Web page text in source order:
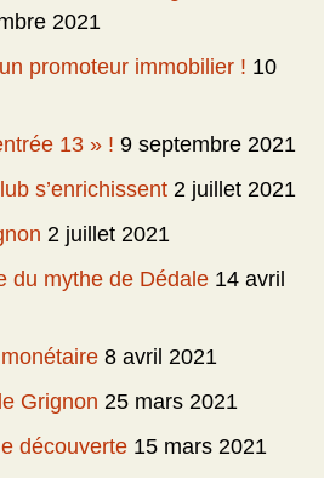
2021
promoteur immobilier ! 10
13 » ! 9 septembre 2021
s’enrichissent 2 juillet 2021
2 juillet 2021
du mythe de Dédale 14 avril
8 avril 2021
Grignon 25 mars 2021
découverte 15 mars 2021